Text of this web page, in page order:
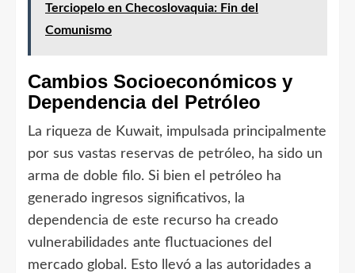
Terciopelo en Checoslovaquia: Fin del
Comunismo
Cambios Socioeconómicos y
Dependencia del Petróleo
La riqueza de Kuwait, impulsada principalmente
por sus vastas reservas de petróleo, ha sido un
arma de doble filo. Si bien el petróleo ha
generado ingresos significativos, la
dependencia de este recurso ha creado
vulnerabilidades ante fluctuaciones del
mercado global. Esto llevó a las autoridades a